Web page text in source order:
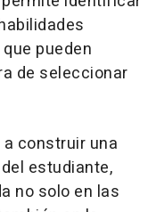
pueden
de seleccionar
construir una
estudiante,
no solo en las